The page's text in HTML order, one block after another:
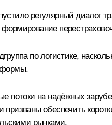
регулярный диалог
по логистике,
потоки на надёжных
обеспечить
рынками.